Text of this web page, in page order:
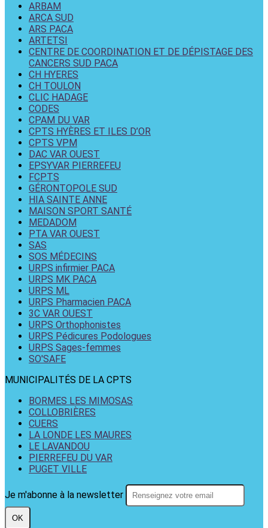
ARBAM
ARCA SUD
ARS PACA
ARTETSI
CENTRE DE COORDINATION ET DE DÉPISTAGE DES
CANCERS SUD PACA
CH HYERES
CH TOULON
CLIC HADAGE
CODES
CPAM DU VAR
CPTS HYÈRES ET ILES D’OR
CPTS VPM
DAC VAR OUEST
EPSYVAR PIERREFEU
FCPTS
GÉRONTOPOLE SUD
HIA SAINTE ANNE
MAISON SPORT SANTÉ
MEDADOM
PTA VAR OUEST
SAS
SOS MÉDECINS
URPS infirmier PACA
URPS MK PACA
URPS ML
URPS Pharmacien PACA
3C VAR OUEST
URPS Orthophonistes
URPS Pédicures Podologues
URPS Sages-femmes
SO'SAFE
MUNICIPALITÉS DE LA CPTS
BORMES LES MIMOSAS
COLLOBRIÈRES
CUERS
LA LONDE LES MAURES
LE LAVANDOU
PIERREFEU DU VAR
PUGET VILLE
Je m'abonne à la newsletter
OK